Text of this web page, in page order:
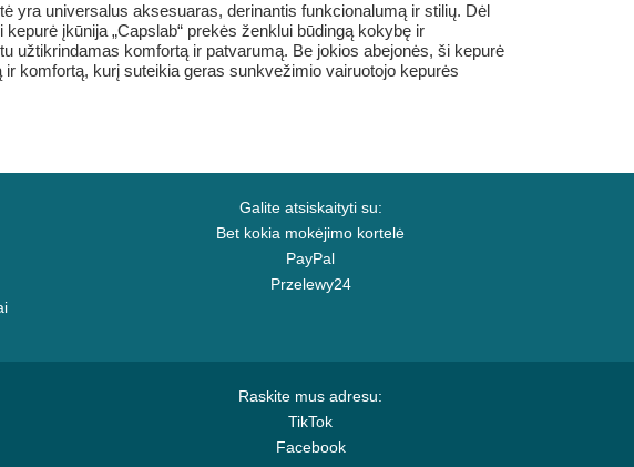
yra universalus aksesuaras, derinantis funkcionalumą ir stilių. Dėl
įkūnija „Capslab“ prekės ženklui būdingą kokybę ir
užtikrindamas komfortą ir patvarumą. Be jokios abejonės, ši kepurė
komfortą, kurį suteikia geras sunkvežimio vairuotojo kepurės
Galite atsiskaityti su:
Bet kokia mokėjimo kortelė
PayPal
Przelewy24
Raskite mus adresu:
TikTok
Facebook